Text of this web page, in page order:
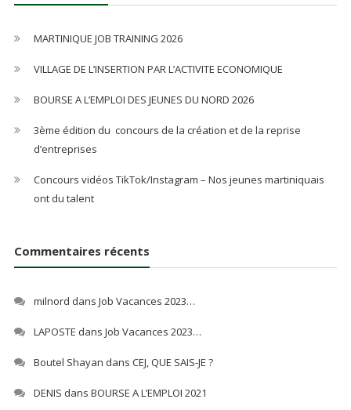
MARTINIQUE JOB TRAINING 2026
VILLAGE DE L’INSERTION PAR L’ACTIVITE ECONOMIQUE
BOURSE A L’EMPLOI DES JEUNES DU NORD 2026
3ème édition du concours de la création et de la reprise
d’entreprises
Concours vidéos TikTok/Instagram – Nos jeunes martiniquais
ont du talent
Commentaires récents
milnord dans Job Vacances 2023…
LAPOSTE dans Job Vacances 2023…
Boutel Shayan dans CEJ, QUE SAIS-JE ?
DENIS dans BOURSE A L’EMPLOI 2021